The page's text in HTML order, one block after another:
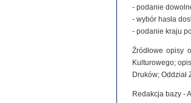
- podanie
- wybór hasła
- podanie kraju
Źródłowe opisy
Kulturowego;
Druków;
Redakcja bazy -